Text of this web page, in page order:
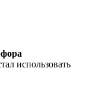
использовать